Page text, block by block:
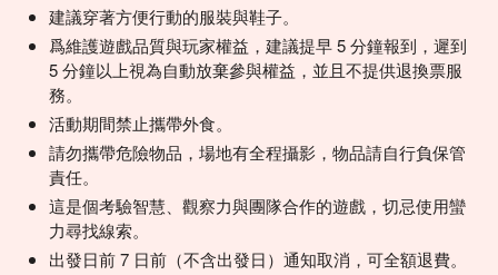
建議穿著方便行動的服裝與鞋子。
爲維護遊戲品質與玩家權益，建議提早 5 分鐘報到，遲到
5 分鐘以上視為自動放棄參與權益，並且不提供退換票服
務。
活動期間禁止攜帶外食。
請勿攜帶危險物品，場地有全程攝影，物品請自行負保管
責任。
這是個考驗智慧、觀察力與團隊合作的遊戲，切忌使用蠻
力尋找線索。
出發日前 7 日前（不含出發日）通知取消，可全額退費。